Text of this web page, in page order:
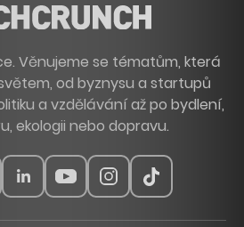
Věnujeme se tématům, která
od byznysu a startupů
a vzdělávání až po bydlení,
ekologii nebo dopravu.